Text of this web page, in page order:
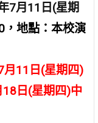
7月11日(星期
，地點：本校演
月11日(星期四)
日(星期四)中